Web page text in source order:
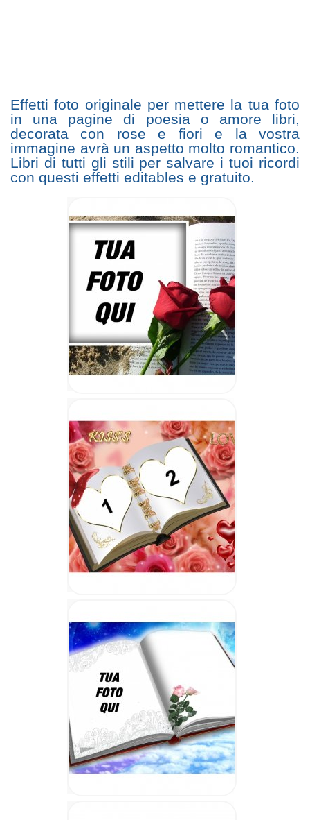
Effetti foto originale per mettere la tua foto
in una pagine di poesia o amore libri,
decorata con rose e fiori e la vostra
immagine avrà un aspetto molto romantico.
Libri di tutti gli stili per salvare i tuoi ricordi
con questi effetti editables e gratuito.